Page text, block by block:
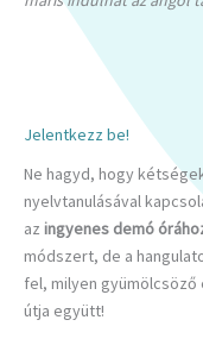
Jelentkezz be!
Ne hagyd, hogy
nyelvtanulásával
az ingyenes demó
módszert, de a
fel, milyen
útja együtt!